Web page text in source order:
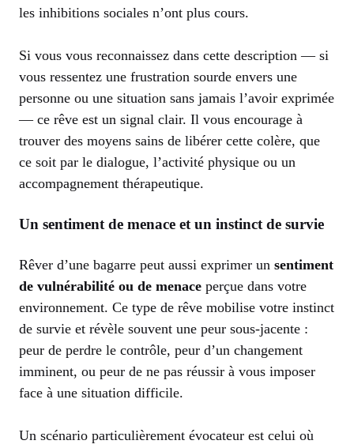
les inhibitions sociales n’ont plus cours.
Si vous vous reconnaissez dans cette description — si
vous ressentez une frustration sourde envers une
personne ou une situation sans jamais l’avoir exprimée
— ce rêve est un signal clair. Il vous encourage à
trouver des moyens sains de libérer cette colère, que
ce soit par le dialogue, l’activité physique ou un
accompagnement thérapeutique.
Un sentiment de menace et un instinct de survie
Rêver d’une bagarre peut aussi exprimer un sentiment
de vulnérabilité ou de menace perçue dans votre
environnement. Ce type de rêve mobilise votre instinct
de survie et révèle souvent une peur sous-jacente :
peur de perdre le contrôle, peur d’un changement
imminent, ou peur de ne pas réussir à vous imposer
face à une situation difficile.
Un scénario particulièrement évocateur est celui où